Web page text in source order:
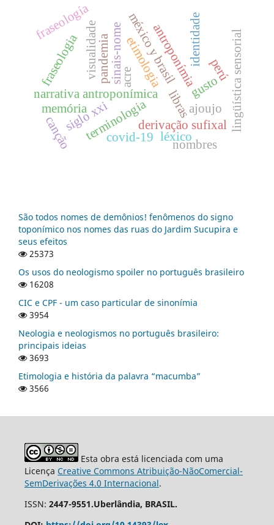
antroponímia
sinais-nome
libras
visualidade identidade
narrativa antroponímica
siglo xxi
méxico y brasil
fraseologia
derivação sufixal
etimologia
terminologia lingüística sensorial
fraseología
gusto
pandemia
covid-19
ajoujo
léxico
memória
acre
nombres
perú
canção
São todos nomes de demônios! fenômenos do signo
toponímico nos nomes das ruas do Jardim Sucupira e
seus efeitos
25373
Os usos do neologismo spoiler no português brasileiro
16208
CIC e CPF - um caso particular de sinonímia
3954
Neologia e neologismos no português brasileiro:
principais ideias
3693
Etimologia e história da palavra “macumba”
3566
Esta obra está licenciada com uma
Licença Creative Commons Atribuição-NãoComercial-
SemDerivações 4.0 Internacional.
ISSN: 2447-9551.Uberlândia, BRASIL.